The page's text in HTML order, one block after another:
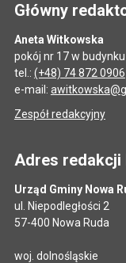
Główny
Aneta Witkowska
pokój nr 17 w
tel.: (+48) 74 872 0906
e-mail:
Zespół redakcyjny
Adres redakcji
Urząd Gminy Nowa
ul. Niepodległości 2
57-400 Nowa Ruda
woj. dolnośląskie